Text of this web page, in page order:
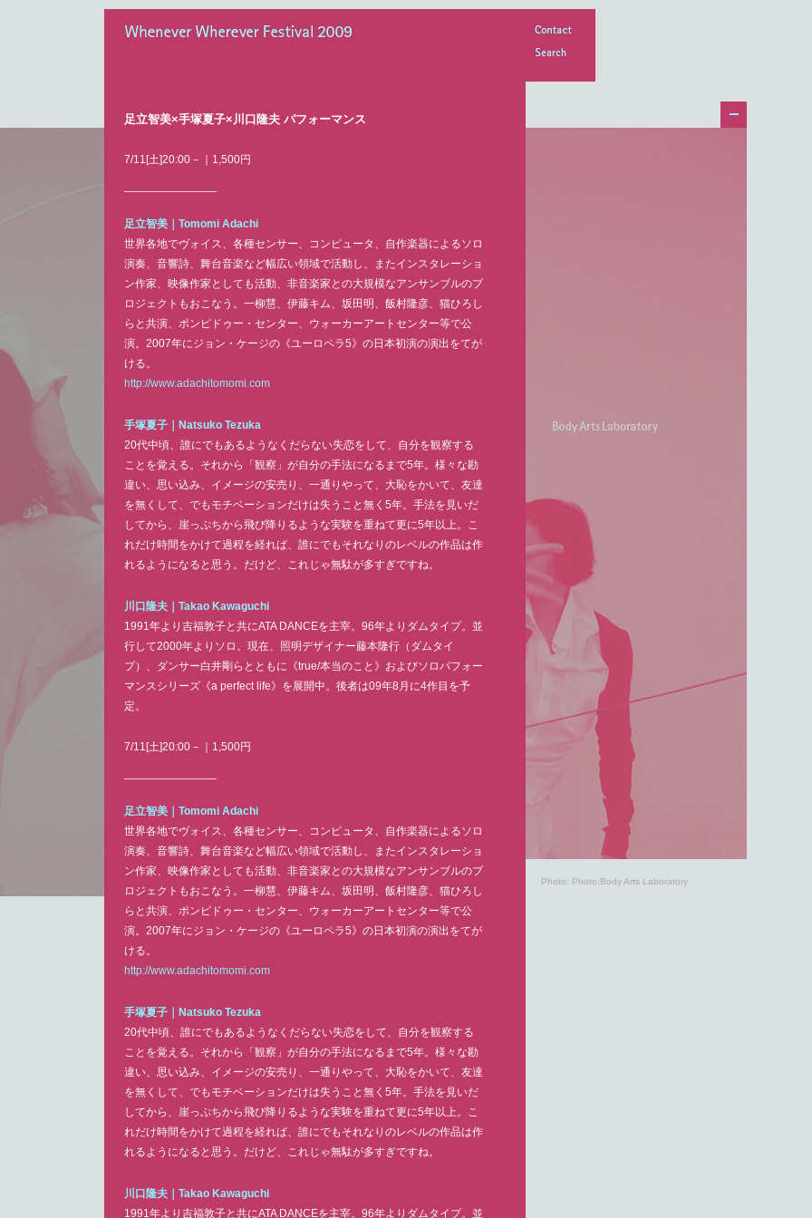
足立智美×手塚夏子×川口隆夫 パフォーマンス
7/11[土]20:00－｜1,500円
足立智美｜ Tomomi Adachi
世界各地でヴォイス、各種センサー、コンピュータ、自作楽器によるソロ
演奏、音響詩、舞台音楽など幅広い領域で活動し、またインスタレーショ
ン作家、映像作家としても活動、非音楽家との大規模なアンサンブルのプ
ロジェクトもおこなう。一柳慧、伊藤キム、坂田明、飯村隆彦、猫ひろし
らと共演、ポンピドゥー・センター、ウォーカーアートセンター等で公
演。2007年にジョン・ケージの《ユーロペラ5》の日本初演の演出をてが
ける。
http://www.adachitomomi.com
手塚夏子｜ Natsuko Tezuka
20代中頃、誰にでもあるようなくだらない失恋をして、自分を観察する
ことを覚える。それから「観察」が自分の手法になるまで5年。様々な勘
違い、思い込み、イメージの安売り、一通りやって、大恥をかいて、友達
を無くして、でもモチベーションだけは失うこと無く5年。手法を見いだ
してから、崖っぷちから飛び降りるような実験を重ねて更に5年以上。こ
れだけ時間をかけて過程を経れば、誰にでもそれなりのレベルの作品は作
れるようになると思う。だけど、これじゃ無駄が多すぎですね。
川口隆夫｜ Takao Kawaguchi
1991年より吉福敦子と共にATA DANCEを主宰。96年よりダムタイプ。並
行して2000年よりソロ。現在、照明デザイナー藤本隆行（ダムタイ
プ）、ダンサー白井剛らとともに《true/本当のこと》およびソロパフォー
マンスシリーズ《a perfect life》を展開中。後者は09年8月に4作目を予
定。
7/11[土]20:00－｜1,500円
足立智美｜ Tomomi Adachi
世界各地でヴォイス、各種センサー、コンピュータ、自作楽器によるソロ
演奏、音響詩、舞台音楽など幅広い領域で活動し、またインスタレーショ
ン作家、映像作家としても活動、非音楽家との大規模なアンサンブルのプ
ロジェクトもおこなう。一柳慧、伊藤キム、坂田明、飯村隆彦、猫ひろし
らと共演、ポンピドゥー・センター、ウォーカーアートセンター等で公
演。2007年にジョン・ケージの《ユーロペラ5》の日本初演の演出をてが
ける。
http://www.adachitomomi.com
手塚夏子｜
Natsuko Tezuka
20代中頃、誰にでもあるようなくだらない失恋をして、自分を観察する
ことを覚える。それから「観察」が自分の手法になるまで5年。様々な勘
違い、思い込み、イメージの安売り、一通りやって、大恥をかいて、友達
を無くして、でもモチベーションだけは失うこと無く5年。手法を見いだ
してから、崖っぷちから飛び降りるような実験を重ねて更に5年以上。こ
れだけ時間をかけて過程を経れば、誰にでもそれなりのレベルの作品は作
れるようになると思う。だけど、これじゃ無駄が多すぎですね。
川口隆夫｜ Takao Kawaguchi
1991年より吉福敦子と共にATA DANCEを主宰。96年よりダムタイプ。並
Contact
Photo: Photo:Body Arts Laboratory